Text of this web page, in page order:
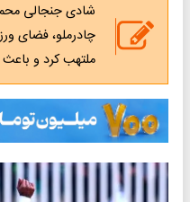
شادی جنجالی
چادرملو، فضای
ملتهب کرد و